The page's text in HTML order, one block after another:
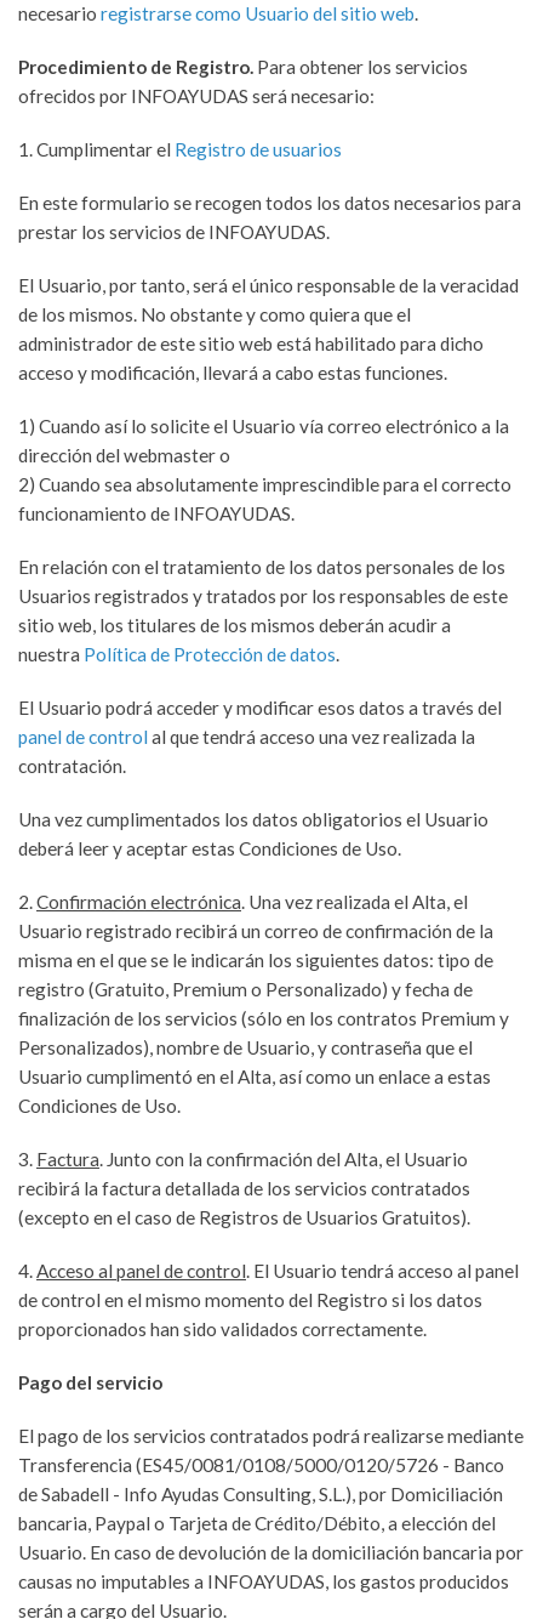
necesario registrarse como Usuario del sitio web
Procedimiento de Registro. Para obtener los servicios
ofrecidos por INFOAYUDAS será necesario:
1. Cumplimentar el Registro de usuarios
En este formulario se recogen todos los datos necesarios para
prestar los servicios de INFOAYUDAS.
El Usuario, por tanto, será el único responsable de la veracidad
de los mismos. No obstante y como quiera que el
administrador de este sitio web está habilitado para dicho
acceso y modificación, llevará a cabo estas funciones.
1) Cuando así lo solicite el Usuario vía correo electrónico a la
dirección del webmaster o
2) Cuando sea absolutamente imprescindible para el correcto
funcionamiento de INFOAYUDAS.
En relación con el tratamiento de los datos personales de los
Usuarios registrados y tratados por los responsables de este
sitio web, los titulares de los mismos deberán acudir a
nuestra Política de Protección de datos
El Usuario podrá acceder y modificar esos datos a través del
panel de controlal que tendrá acceso una vez realizada la
contratación.
Una vez cumplimentados los datos obligatorios el Usuario
deberá leer y aceptar estas Condiciones de Uso.
2. Confirmación electrónica . Una vez realizada el Alta, el
Usuario registrado recibirá un correo de confirmación de la
misma en el que se le indicarán los siguientes datos: tipo de
registro (Gratuito, Premium o Personalizado) y fecha de
finalización de los servicios (sólo en los contratos Premium y
Personalizados), nombre de Usuario, y contraseña que el
Usuario cumplimentó en el Alta, así como un enlace a estas
Condiciones de Uso.
3. Factura . Junto con la confirmación del Alta, el Usuario
recibirá la factura detallada de los servicios contratados
(excepto en el caso de Registros de Usuarios Gratuitos).
4. Acceso al panel de control . El Usuario tendrá acceso al panel
de control en el mismo momento del Registro si los datos
proporcionados han sido validados correctamente.
Pago del servicio
El pago de los servicios contratados podrá realizarse mediante
Transferencia (ES45/0081/0108/5000/0120/5726 - Banco
de Sabadell - Info Ayudas Consulting, S.L.), por Domiciliación
bancaria, Paypal o Tarjeta de Crédito/Débito, a elección del
Usuario. En caso de devolución de la domiciliación bancaria por
causas no imputables a INFOAYUDAS, los gastos producidos
serán a cargo del Usuario.